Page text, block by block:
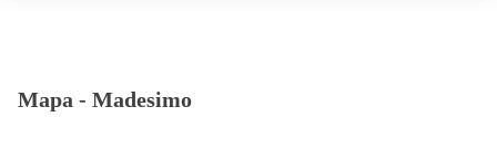
Mapa - Madesimo